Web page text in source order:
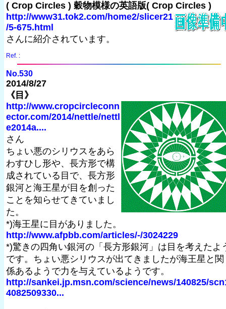
( Crop Circles ) 穀物模様の英語版( Crop Circles )
http://www31.tok2.com/home2/slicer21
/5-675.html
さんに紹介されています。
Ref. :
No.530
2014/8/27
《目》
http://www.cropcircleconn
ector.com/2014/nettle/nettl
e2014a....
さん
ちょい悪のシリウスをあら
わすひし形や、長方形で構
成されている目で、長方形
銀河と海王星が目を創った
ことを知らせてきていまし
た。
*)海王星に目がありました。
http://www.afpbb.com/articles/-/3024229
*)驚きの四角い銀河の「長方形銀河」は目を考えたよ
です。ちょい悪シリウスが出てきましたが海王星と関
係あるようで力を与えているようです。
http://sankei.jp.msn.com/science/news/140825/
4082509330...